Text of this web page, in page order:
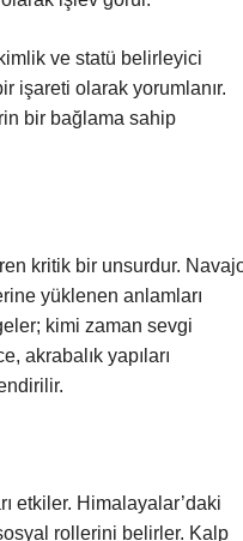
ve statü belirleyici
işareti olarak yorumlanır.
bir bağlama sahip
kritik bir unsurdur.
yüklenen anlamları
kimi zaman sevgi
akrabalık yapıları
etkiler. Himalayalar’daki
rollerini belirler. Kalp